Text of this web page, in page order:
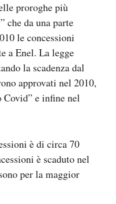
proroghe più
che da una parte
le concessioni
a Enel. La legge
la scadenza dal
approvati nel 2010,
e infine nel
è di circa 70
è scaduto nel
per la maggior